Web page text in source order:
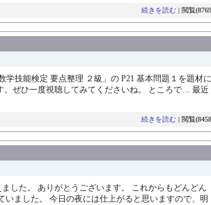
続きを読む | 閲覧
技能検定 要点整理 ２級」の P21 基本問題１を題材に
。ぜひ一度視聴してみてくださいね。 ところで… 最近
続きを読む | 閲覧
した。 ありがとうございます。 これからもどんどん
ました。 今日の夜には仕上がると思いますので、明